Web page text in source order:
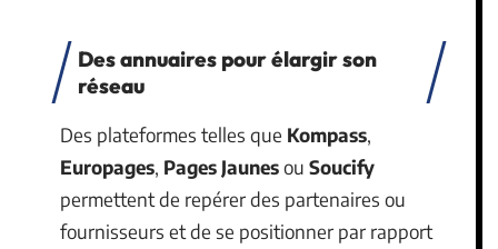
Des annuaires pour élargir son
réseau
Des plateformes telles que Kompass,
Europages, Pages Jaunesou Soucify
permettent de repérer des partenaires ou
fournisseurs et de se positionner par rapport